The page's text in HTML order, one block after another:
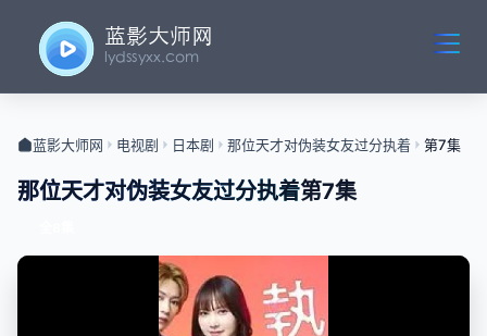
蓝影大师网 电视剧 日本剧 那位天才对伪装女友过分执着 第7集
那位天才对伪装女友过分执着第7集